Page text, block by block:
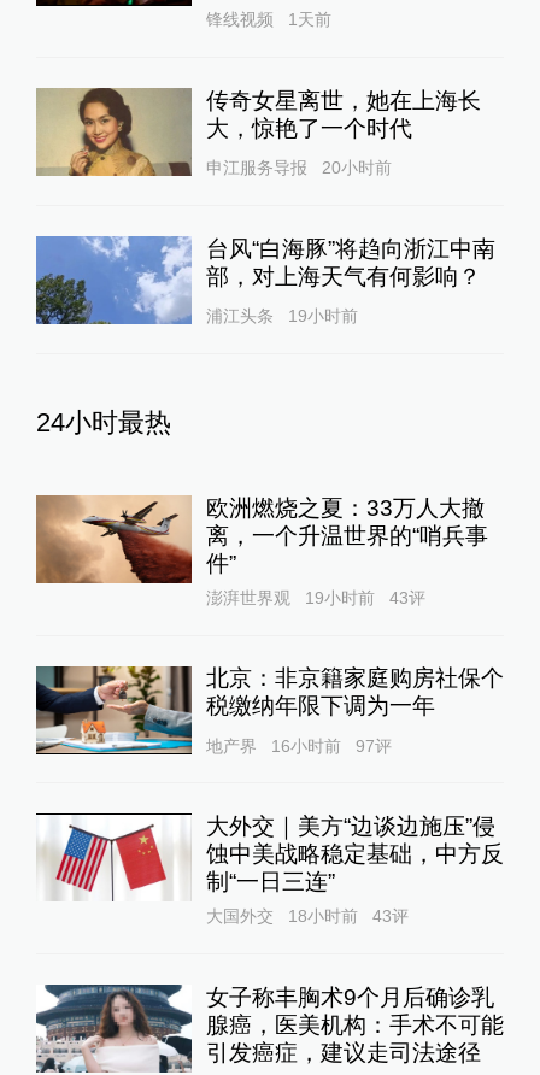
锋线视频 1天前
传奇女星离世，她在上海长
大，惊艳了一个时代
申江服务导报 20小时前
台风“白海豚”将趋向浙江中南
部，对上海天气有何影响？
浦江头条 19小时前
24小时最热
欧洲燃烧之夏：33万人大撤
离，一个升温世界的“哨兵事
件”
澎湃世界观 19小时前 43评
北京：非京籍家庭购房社保个
税缴纳年限下调为一年
地产界 16小时前 97评
大外交｜美方“边谈边施压”侵
蚀中美战略稳定基础，中方反
制“一日三连”
大国外交 18小时前 43评
女子称丰胸术9个月后确诊乳
腺癌，医美机构：手术不可能
引发癌症，建议走司法途径